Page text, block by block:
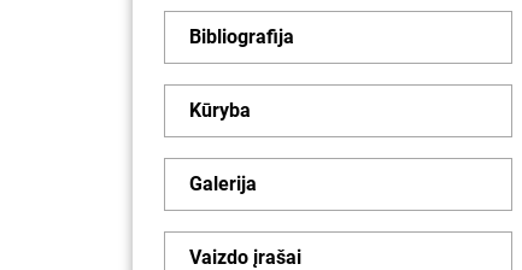
Bibliografija
Kūryba
Galerija
Vaizdo įrašai